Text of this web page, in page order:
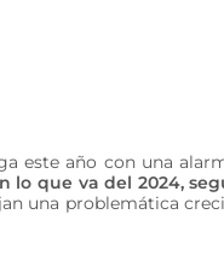
este año con una
lo que va del 2024,
una problemática